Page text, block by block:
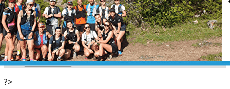
L'équipe
Nos partenaires
Actualités
Calendrier
Photos
Newsletters
?>